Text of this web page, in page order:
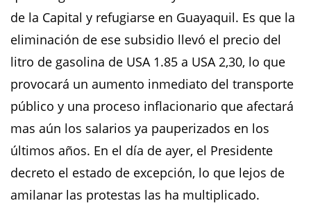
de la Capital y refugiarse en Guayaquil. Es que la
eliminación de ese subsidio llevó el precio del
litro de gasolina de USA 1.85 a USA 2,30, lo que
provocará un aumento inmediato del transporte
público y una proceso inflacionario que afectará
mas aún los salarios ya pauperizados en los
últimos años. En el día de ayer, el Presidente
decreto el estado de excepción, lo que lejos de
amilanar las protestas las ha multiplicado.